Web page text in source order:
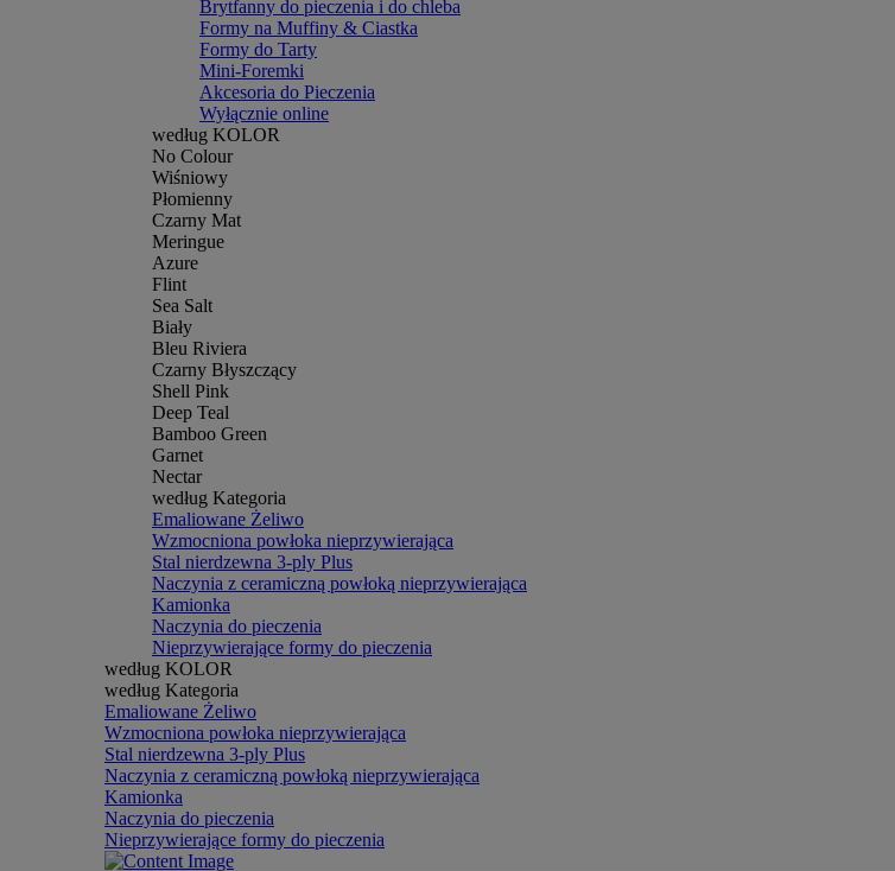
Brytfanny do pieczenia i do chleba
Formy na Muffiny & Ciastka
Formy do Tarty
Mini-Foremki
Akcesoria do Pieczenia
Wyłącznie online
według KOLOR
No Colour
Wiśniowy
Płomienny
Czarny Mat
Meringue
Azure
Flint
Sea Salt
Biały
Bleu Riviera
Czarny Błyszczący
Shell Pink
Deep Teal
Bamboo Green
Garnet
Nectar
według Kategoria
Emaliowane Żeliwo
Wzmocniona powłoka nieprzywierająca
Stal nierdzewna 3-ply Plus
Naczynia z ceramiczną powłoką nieprzywierająca
Kamionka
Naczynia do pieczenia
Nieprzywierające formy do pieczenia
według KOLOR
według Kategoria
Emaliowane Żeliwo
Wzmocniona powłoka nieprzywierająca
Stal nierdzewna 3-ply Plus
Naczynia z ceramiczną powłoką nieprzywierająca
Kamionka
Naczynia do pieczenia
Nieprzywierające formy do pieczenia